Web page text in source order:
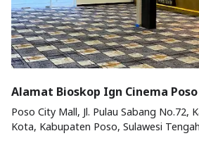
Alamat Bioskop Ign Cinema Poso
Poso City Mall, Jl. Pulau Sabang No.72,
Kota, Kabupaten Poso, Sulawesi Tengah